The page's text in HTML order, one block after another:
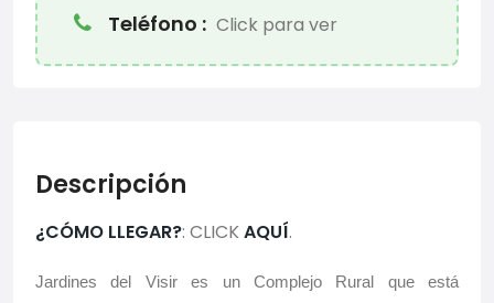
Teléfono : Click para ver
Descripción
¿CÓMO LLEGAR?: CLICKAQUÍ.
Jardines del Visir es un Complejo Rural que está